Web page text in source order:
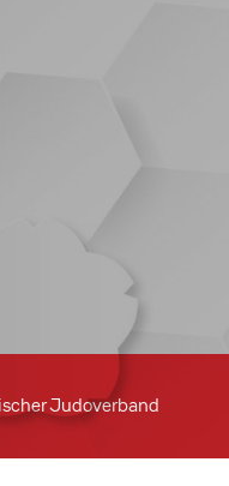
Judoverband